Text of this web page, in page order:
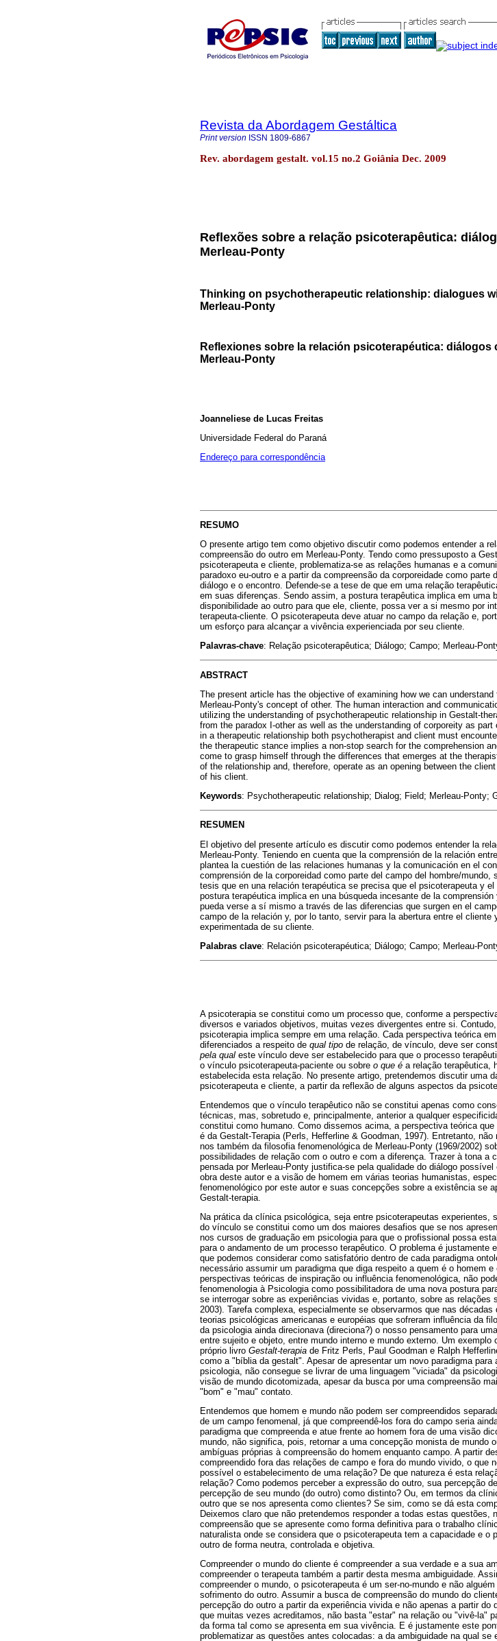
Revista da Abordagem Gestáltica
Print version ISSN 1809-6867
Rev. abordagem gestalt. vol.15 no.2 Goiânia Dec. 2009
Reflexões sobre a relação psicoterapêutica:
Merleau-Ponty
Thinking on psychotherapeutic relationship: dialogues
Merleau-Ponty
Reflexiones sobre la relación psicoterapéutica: diálogos
Merleau-Ponty
Joanneliese de Lucas Freitas
Universidade Federal do Paraná
Endereço para correspondência
RESUMO
O presente artigo tem como objetivo discutir como podemos entender a
compreensão do outro em Merleau-Ponty. Tendo como pressuposto a
psicoterapeuta e cliente, problematiza-se as relações humanas e a
paradoxo eu-outro e a partir da compreensão da corporeidade como
diálogo e o encontro. Defende-se a tese de que em uma relação
em suas diferenças. Sendo assim, a postura terapêutica implica em uma
disponibilidade ao outro para que ele, cliente, possa ver a si mesmo por
terapeuta-cliente. O psicoterapeuta deve atuar no campo da relação e,
um esforço para alcançar a vivência experienciada por seu cliente.
Palavras-chave: Relação psicoterapêutica; Diálogo; Campo; Merleau-
ABSTRACT
The present article has the objective of examining how we can
Merleau-Ponty's concept of other. The human interaction and
utilizing the understanding of psychotherapeutic relationship in Gestalt-
from the paradox I-other as well as the understanding of corporeity as
in a therapeutic relationship both psychotherapist and client must
the therapeutic stance implies a non-stop search for the comprehension
come to grasp himself through the differences that emerges at the
of the relationship and, therefore, operate as an opening between the
of his client.
Keywords: Psychotherapeutic relationship; Dialog; Field; Merleau-Ponty;
RESUMEN
El objetivo del presente artículo es discutir como podemos entender la
Merleau-Ponty. Teniendo en cuenta que la comprensión de la relación
plantea la cuestión de las relaciones humanas y la comunicación en el
comprensión de la corporeidad como parte del campo del hombre/
tesis que en una relación terapéutica se precisa que el psicoterapeuta y
postura terapéutica implica en una búsqueda incesante de la
pueda verse a sí mismo a través de las diferencias que surgen en el
campo de la relación y, por lo tanto, servir para la abertura entre el
experimentada de su cliente.
Palabras clave: Relación psicoterapéutica; Diálogo; Campo; Merleau-
A psicoterapia se constitui como um processo que, conforme a
diversos e variados objetivos, muitas vezes divergentes entre si.
psicoterapia implica sempre em uma relação. Cada perspectiva teórica
diferenciados a respeito de qual tipo de relação, de vínculo, deve ser
pela qual este vínculo deve ser estabelecido para que o processo
o vínculo psicoterapeuta-paciente ou sobre o que é a relação terapêutica,
estabelecida esta relação. No presente artigo, pretendemos discutir uma
psicoterapeuta e cliente, a partir da reflexão de alguns aspectos da
Entendemos que o vínculo terapêutico não se constitui apenas como
técnicas, mas, sobretudo e, principalmente, anterior a qualquer
constitui como humano. Como dissemos acima, a perspectiva teórica
é da Gestalt-Terapia (Perls, Hefferline & Goodman, 1997). Entretanto,
nos também da filosofia fenomenológica de Merleau-Ponty (1969/2002)
possibilidades de relação com o outro e com a diferença. Trazer à tona a
pensada por Merleau-Ponty justifica-se pela qualidade do diálogo
obra deste autor e a visão de homem em várias teorias humanistas,
fenomenológico por este autor e suas concepções sobre a existência se
Gestalt-terapia.
Na prática da clínica psicológica, seja entre psicoterapeutas
do vínculo se constitui como um dos maiores desafios que se nos
nos cursos de graduação em psicologia para que o profissional possa
para o andamento de um processo terapêutico. O problema é justamente
que podemos considerar como satisfatório dentro de cada paradigma
necessário assumir um paradigma que diga respeito a quem é o homem
perspectivas teóricas de inspiração ou influência fenomenológica, não
fenomenologia à Psicologia como possibilitadora de uma nova postura
se interrogar sobre as experiências vividas e, portanto, sobre as relações
2003). Tarefa complexa, especialmente se observarmos que nas
teorias psicológicas americanas e européias que sofreram influência da
da psicologia ainda direcionava (direciona?) o nosso pensamento para
entre sujeito e objeto, entre mundo interno e mundo externo. Um
próprio livro Gestalt-terapia de Fritz Perls, Paul Goodman e Ralph
como a "bíblia da gestalt". Apesar de apresentar um novo paradigma
psicologia, não consegue se livrar de uma linguagem "viciada" da
visão de mundo dicotomizada, apesar da busca por uma compreensão
"bom" e "mau" contato.
Entendemos que homem e mundo não podem ser compreendidos
de um campo fenomenal, já que compreendê-los fora do campo seria
paradigma que compreenda e atue frente ao homem fora de uma visão
mundo, não significa, pois, retornar a uma concepção monista de mundo
ambíguas próprias à compreensão do homem enquanto campo. A partir
compreendido fora das relações de campo e fora do mundo vivido, o
possível o estabelecimento de uma relação? De que natureza é esta
relação? Como podemos perceber a expressão do outro, sua percepção
percepção de seu mundo (do outro) como distinto? Ou, em termos da
outro que se nos apresenta como clientes? Se sim, como se dá esta
Deixemos claro que não pretendemos responder a todas estas questões,
compreensão que se apresente como forma definitiva para o trabalho
naturalista onde se considera que o psicoterapeuta tem a capacidade e o
outro de forma neutra, controlada e objetiva.
Compreender o mundo do cliente é compreender a sua verdade e a sua
compreender o terapeuta também a partir desta mesma ambiguidade.
compreender o mundo, o psicoterapeuta é um ser-no-mundo e não
sofrimento do outro. Assumir a busca de compreensão do mundo do
percepção do outro a partir da experiência vivida e não apenas a partir
que muitas vezes acreditamos, não basta "estar" na relação ou "vivê-la"
da forma tal como se apresenta em sua vivência. E é justamente este
problematizar as questões antes colocadas: a da ambiguidade na qual